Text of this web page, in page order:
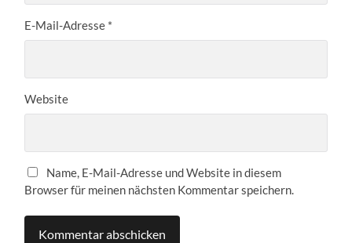
E-Mail-Adresse *
Website
Name, E-Mail-Adresse und Website in diesem
Browser für meinen nächsten Kommentar speichern.